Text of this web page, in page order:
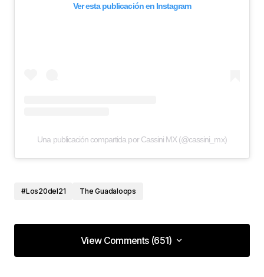
Ver esta publicación en Instagram
Una publicación compartida por Cassini MX (@cassini_mx)
#Los20del21 The Guadaloops
View Comments (651)
View Comments (651)